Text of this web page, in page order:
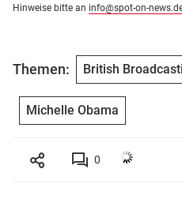
Hinweise bitte an info@spot-on-
Themen: British
Michelle Obama
0